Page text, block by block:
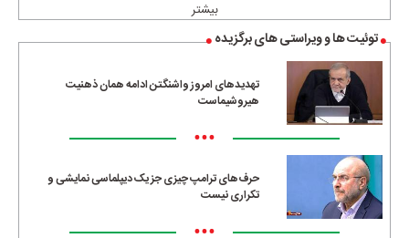
بیشتر
توئیت ها و ویراستی های برگزیده
تهدیدهای امروز واشنگتن ادامه همان ذهنیت
هیروشیماست
•••
حرف‌های ترامپ چیزی جز یک دیپلماسی نمایشی و
تکراری نیست